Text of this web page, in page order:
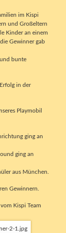
im Kispi
und Großeltern
Kinder an einem
Gewinner gab
bunte
in der
Playmobil
ging an
ging an
aus München.
Gewinnern.
Kispi Team